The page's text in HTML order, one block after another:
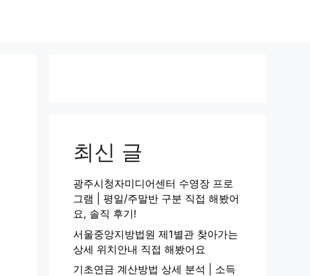
최신 글
광주시청자미디어센터 수영장 프로
그램 | 평일/주말반 구분 직접 해봤어
요, 솔직 후기!
서울중앙지방법원 제1별관 찾아가는
상세 위치안내 직접 해봤어요
기초연금 계산방법 상세 분석 | 소득